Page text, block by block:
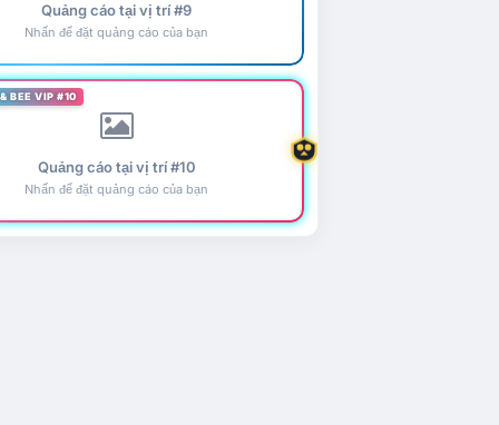
Quảng cáo tại vị trí #9
Nhấn để đặt quảng cáo của bạn
BEE VIP #10
Quảng cáo tại vị trí #10
Nhấn để đặt quảng cáo của bạn